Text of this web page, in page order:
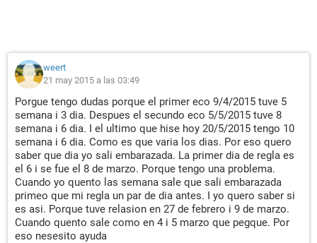
weert
21 may 2015 a las 03:49
Porgue tengo dudas porque el primer eco 9/4/2015 tuve 5
semana i 3 dia. Despues el secundo eco 5/5/2015 tuve 8
semana i 6 dia. I el ultimo que hise hoy 20/5/2015 tengo 10
semana i 6 dia. Como es que varia los dias. Por eso quero
saber que dia yo sali embarazada. La primer dia de regla es
el 6 i se fue el 8 de marzo. Porque tengo una problema.
Cuando yo quento las semana sale que sali embarazada
primeo que mi regla un par de dia antes. I yo quero saber si
es asi. Porque tuve relasion en 27 de febrero i 9 de marzo.
Cuando quento sale como en 4 i 5 marzo que pegque. Por
eso nesesito ayuda